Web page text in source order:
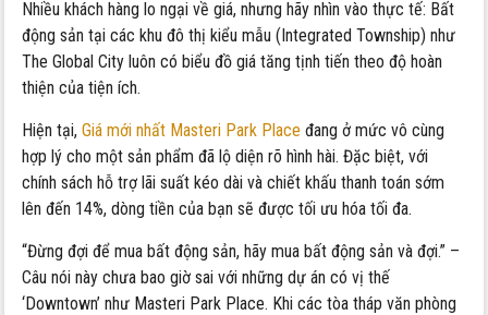
Nhiều khách hàng lo ngại về giá, nhưng hãy nhìn vào thực tế: Bất
động sản tại các khu đô thị kiểu mẫu (Integrated Township) như
The Global City luôn có biểu đồ giá tăng tịnh tiến theo độ hoàn
thiện của tiện ích.
Hiện tại,Giá mới nhất Masteri Park Place đang ở mức vô cùng
hợp lý cho một sản phẩm đã lộ diện rõ hình hài. Đặc biệt, với
chính sách hỗ trợ lãi suất kéo dài và chiết khấu thanh toán sớm
lên đến 14%, dòng tiền của bạn sẽ được tối ưu hóa tối đa.
“Đừng đợi để mua bất động sản, hãy mua bất động sản và đợi.” –
Câu nói này chưa bao giờ sai với những dự án có vị thế
‘Downtown’ như Masteri Park Place. Khi các tòa tháp văn phòng